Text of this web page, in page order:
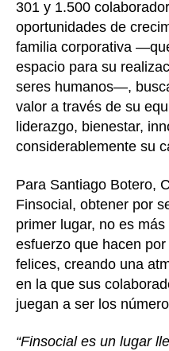
301 y 1.500
oportunidades de
familia corporativa
espacio para su
seres humanos—,
valor a través de su
liderazgo, bienestar,
considerablemente su
Para Santiago Botero,
Finsocial, obtener por
primer lugar, no es
esfuerzo que hacen
felices, creando una
en la que sus
juegan a ser los
“Finsocial es un lugar